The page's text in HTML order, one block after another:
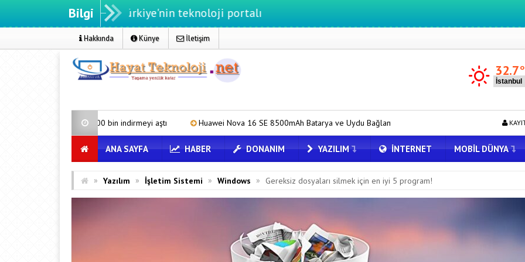
Bilgi
- Türkiye'nin teknoloji portalı
Hakkında Künye İletişim
32.7
Acil 800 bin indirmeyi aştı Huawei Nova 16 SE 8500mAh Batarya ve Uydu Bağlantısı ile Tanıtıldı Redmi 17 ve 17 5G 7.500 mAh
ANA SAYFA HABER DONANIM YAZILIM İNTERNET MOBIL DÜNYA
» Yazılım » İşletim Sistemi » Windows » Gereksiz dosyaları silmek için en iyi 5 program!